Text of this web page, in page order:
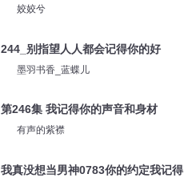
姣姣兮
244_别指望人人都会记得你的好
墨羽书香_蓝蝶儿
第246集 我记得你的声音和身材
有声的紫襟
我真没想当男神0783你的约定我记得